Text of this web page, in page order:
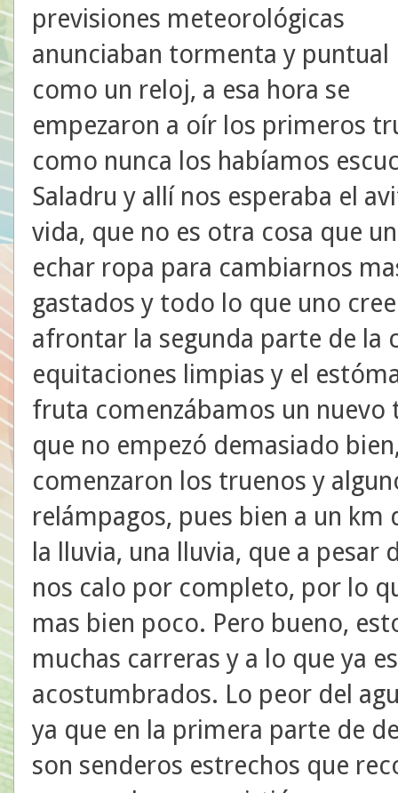
previsiones meteorológicas
anunciaban tormenta y puntual
como un reloj, a esa hora se
empezaron a oír los primeros
como nunca los habíamos
Saladru y allí nos esperaba el
vida, que no es otra cosa que
echar ropa para cambiarnos
gastados y todo lo que uno
afrontar la segunda parte de la
equitaciones limpias y el
fruta comenzábamos un
que no empezó demasiado
comenzaron los truenos y
relámpagos, pues bien a un
la lluvia, una lluvia, que a
nos calo por completo, por lo
mas bien poco. Pero bueno,
muchas carreras y a lo que ya
acostumbrados. Lo peor del
ya que en la primera parte de
son senderos estrechos que